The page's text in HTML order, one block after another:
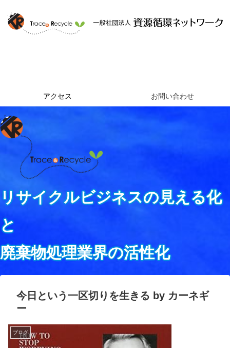
アクセス お問い合わせ
リサイクルビジネスの見える化
と
廃棄物処理業界の活性化
今日という一区切りを生きる by カーネギ
ー
ブログ